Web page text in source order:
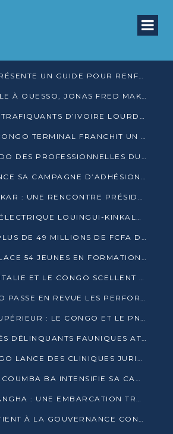
L’ACAT CONGO PRÉSENTE UN GUIDE POUR RENFORCER LES GARANTIES JUDICIAIRES EN GARDE À VUE
DEPUIS SA CELLULE À OUESSO, JONAS FRED MAKITA DÉNONCE CE QU’IL QUALIFIE DE DÉNI DE JUSTICE
BRACONNAGE : 3 TRAFIQUANTS D’IVOIRE LOURDEMENT CONDAMNÉS À DJAMBALA
POINTE-NOIRE : CONGO TERMINAL FRANCHIT UN CAP HISTORIQUE AVEC 99 MOUVEMENTS/HEURE
KELLÉ, L’ELDORADO DES PROFESSIONNELLES DU SEXE
LE PARTI DPC LANCE SA CAMPAGNE D’ADHÉSIONS ET VEUT STRUCTURER SA PRÉSENCE DANS LES 15 DÉPARTEMENTS
MACKY SALL À DAKAR : UNE RENCONTRE PRÉSIDENTIELLE QUI DIVISE L’OPINION SÉNÉGALAISE
POOL : LA LIGNE ÉLECTRIQUE LOUINGUI-KINKALA-BOKO MISE EN SERVICE
LE PNUD REMET PLUS DE 49 MILLIONS DE FCFA D’ÉQUIPEMENTS POUR ACCÉLÉRER LA NUMÉRISATION DU SYSTÈME DE SANTÉ
L’ACAT CONGO PLACE 54 JEUNES EN FORMATION PROFESSIONNELLE
AGRICULTURE : L’ITALIE ET LE CONGO SCELLENT UN PARTENARIAT POUR UNE PRODUCTION LOCALE DURABLE
SANTÉ : LE CONGO PASSE EN REVUE LES PERFORMANCES DE SES HÔPITAUX À MI-PARCOURS
ENSEIGNEMENT SUPÉRIEUR : LE CONGO ET LE PNUD VEULENT RAPPROCHER LA FORMATION UNIVERSITAIRE DES BESOINS DU MARCHÉ DE L’EMPLOI
QUATRE PRÉSUMÉS DÉLINQUANTS FAUNIQUES ATTENDUS DEVANT LA JUSTICE POUR TRAFIC D’IVOIRE
JUSTICE : LE CONGO LANCE DES CLINIQUES JURIDIQUES POUR RAPPROCHER LE DROIT DES CITOYENS
FRANCOPHONIE : COUMBA BA INTENSIFIE SA CAMPAGNE POUR LA SUCCESSION À LA TÊTE DE L’OIF
DRAME SUR LA SANGHA : UNE EMBARCATION TRANSPORTANT DES FIDÈLES DE « NZAMBÉ YA L’HUILE » FAIT NAUFRAGE À OUESSO
DES JEUNES S’INITIENT À LA GOUVERNANCE CONTINENTALE À BRAZZAVILLE